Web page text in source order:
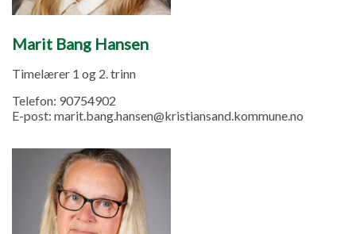
Marit Bang Hansen
Timelærer 1 og 2. trinn
Telefon: 90754902
E-post: marit.bang.hansen@kristiansand.kommune.no